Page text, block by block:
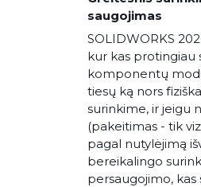
saugojimas
SOLIDWORKS
kur kas protingiau
komponentų
tiesų ką nors
surinkime, ir jeigu
(pakeitimas - tik
pagal nutylėjimą
bereikalingo
persaugojimo, kas